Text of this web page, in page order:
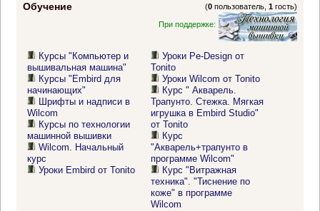
Обучение (0 пользователь,1 гость)
При поддержке:
Курсы "Компьютер и
вышивальная машина"
Курсы "Embird для
начинающих"
Шрифты и надписи в
Wilcom
Курсы по технологии
машинной вышивки
Wilcom. Начальный
курс
Уроки Embird от Tonito
Уроки Pe-Design от
Tonito
Уроки Wilcom от Tonito
Курс " Акварель.
Трапунто. Стежка. Мягкая
игрушка в Embird Studio"
от Tonito
Курс
"Акварель+трапунто в
программе Wilcom"
Курс "Витражная
техника". "Тиснение по
коже" в программе
Wilcom